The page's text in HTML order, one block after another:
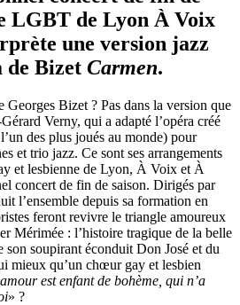
LGBT de Lyon À Voix
une version jazz
de Bizet Carmen.
Georges Bizet ? Pas dans la version que
Verny, qui a adapté l’opéra créé
des plus joués au monde) pour
et trio jazz. Ce sont ses arrangements
et lesbienne de Lyon, À Voix et À
concert de fin de saison. Dirigés par
l’ensemble depuis sa formation en
feront revivre le triangle amoureux
Mérimée : l’histoire tragique de la belle
son soupirant éconduit Don José et du
mieux qu’un chœur gay et lesbien
est enfant de bohème, qui n’a
» ?